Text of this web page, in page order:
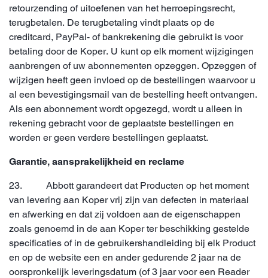
retourzending of uitoefenen van het herroepingsrecht,
terugbetalen. De terugbetaling vindt plaats op de
creditcard, PayPal- of bankrekening die gebruikt is voor
betaling door de Koper. U kunt op elk moment wijzigingen
aanbrengen of uw abonnementen opzeggen. Opzeggen of
wijzigen heeft geen invloed op de bestellingen waarvoor u
al een bevestigingsmail van de bestelling heeft ontvangen.
Als een abonnement wordt opgezegd, wordt u alleen in
rekening gebracht voor de geplaatste bestellingen en
worden er geen verdere bestellingen geplaatst.
Garantie, aansprakelijkheid en reclame
23. Abbott garandeert dat Producten op het moment
van levering aan Koper vrij zijn van defecten in materiaal
en afwerking en dat zij voldoen aan de eigenschappen
zoals genoemd in de aan Koper ter beschikking gestelde
specificaties of in de gebruikershandleiding bij elk Product
en op de website een en ander gedurende 2 jaar na de
oorspronkelijk leveringsdatum (of 3 jaar voor een Reader